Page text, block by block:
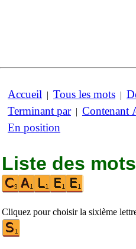
Accueil | Tous les mots |
Terminant par| Contenant
En position
Liste des
Cliquez pour choisir la sixième